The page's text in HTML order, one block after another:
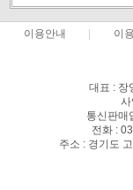
이용안내 이
대표 : 장
통신판매
전화 :
주소 : 경기도